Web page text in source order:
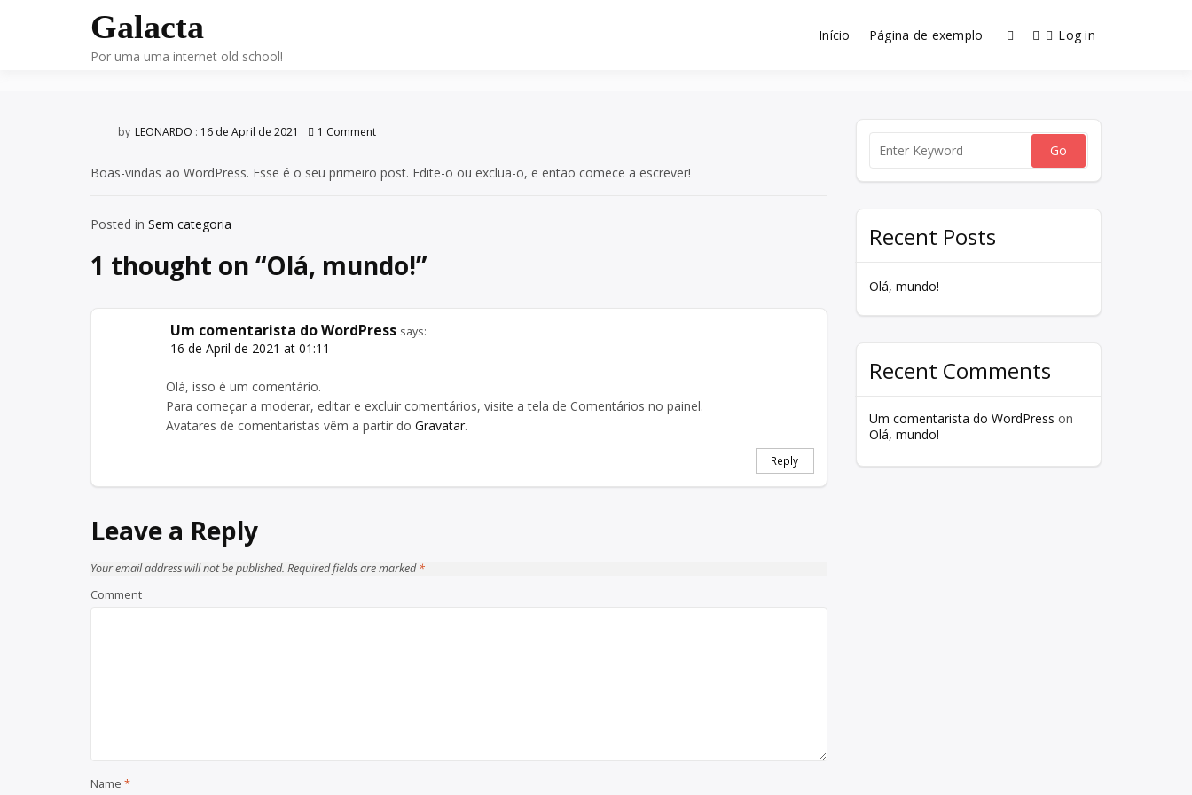
Galacta
Por uma uma internet old school!
Início Página de exemplo Log in
Olá, mundo! Home Olá, mundo!
by LEONARDO : 16 de April de 2021 1 Comment
Boas-vindas ao WordPress. Esse é o seu primeiro post. Edite-o ou exclua-o, e então comece a escrever!
Posted in Sem categoria
1 thought on “Olá, mundo!”
Um comentarista do WordPress says:
16 de April de 2021 at 01:11
Olá, isso é um comentário.
Para começar a moderar, editar e excluir comentários, visite a tela de Comentários no painel.
Avatares de comentaristas vêm a partir do Gravatar.
Reply
Leave a Reply
Your email address will not be published. Required fields are marked*
Comment
Name *
Recent Posts
Olá, mundo!
Recent Comments
Um comentarista do WordPress on
Olá, mundo!